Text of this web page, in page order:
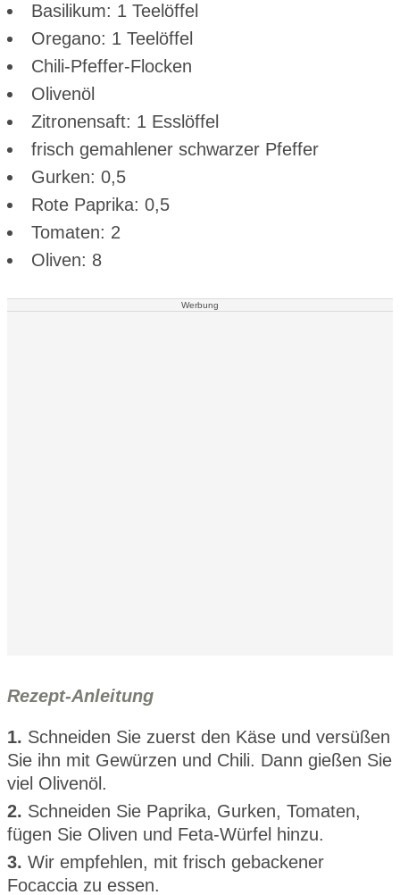
Basilikum: 1 Teelöffel
Oregano: 1 Teelöffel
Chili-Pfeffer-Flocken
Olivenöl
Zitronensaft: 1 Esslöffel
frisch gemahlener schwarzer Pfeffer
Gurken: 0,5
Rote Paprika: 0,5
Tomaten: 2
Oliven: 8
Werbung
Rezept-Anleitung
1. Schneiden Sie zuerst den Käse und versüßen
Sie ihn mit Gewürzen und Chili. Dann gießen Sie
viel Olivenöl.
2. Schneiden Sie Paprika, Gurken, Tomaten,
fügen Sie Oliven und Feta-Würfel hinzu.
3. Wir empfehlen, mit frisch gebackener
Focaccia zu essen.